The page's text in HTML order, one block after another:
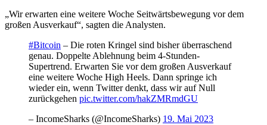
„Wir erwarten eine weitere Woche Seitwärtsbewegung vor dem
großen Ausverkauf“, sagten die Analysten.
#Bitcoin – Die roten Kringel sind bisher überraschend
genau. Doppelte Ablehnung beim 4-Stunden-
Supertrend. Erwarten Sie vor dem großen Ausverkauf
eine weitere Woche High Heels. Dann springe ich
wieder ein, wenn Twitter denkt, dass wir auf Null
zurückgehen pic.twitter.com/hakZMRmdGU
– IncomeSharks (@IncomeSharks) 19. Mai 2023